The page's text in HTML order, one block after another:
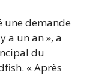
une demande
a un an », a
du
« Après